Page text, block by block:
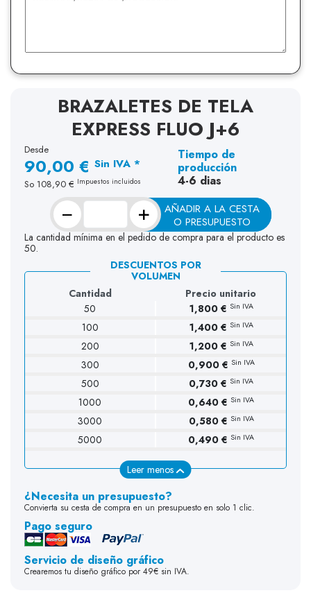
BRAZALETES DE TELA
EXPRESS FLUO J+6
Desde
90,00 € Sin IVA *
So 108,90 € Impuestos incluidos
Tiempo de
producción
4-6 dias
− +
AÑADIR A LA CESTA
O PRESUPUESTO
La cantidad mínima en el pedido de compra para el producto es
50.
DESCUENTOS POR
VOLUMEN
Cantidad
Precio unitario
50
1,800 € Sin IVA
100 1,400 € Sin IVA
200 1,200 € Sin IVA
300 0,900 € Sin IVA
500 0,730 € Sin IVA
1000 0,640 € Sin IVA
3000 0,580 € Sin IVA
5000 0,490 € Sin IVA
Leer menos
¿Necesita un presupuesto?
Convierta su cesta de compra en un presupuesto en solo 1 clic.
Pago seguro
Servicio de diseño gráfico
Crearemos tu diseño gráfico por 49€ sin IVA.